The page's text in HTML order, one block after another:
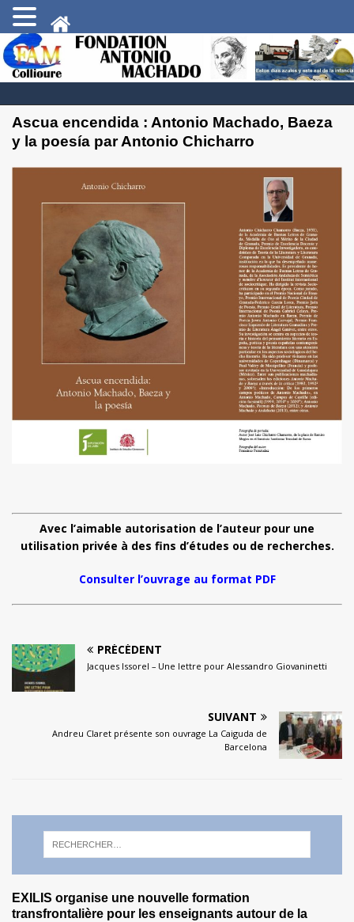
Ascua encendida : Antonio Machado, Baeza
y la poesía par Antonio Chicharro
Avec l’aimable autorisation de l’auteur pour une
utilisation privée à des fins d’études ou de recherches.
Consulter l’ouvrage au format PDF
PRÉCÉDENT
Jacques Issorel – Une lettre pour Alessandro Giovaninetti
SUIVANT
Andreu Claret présente son ouvrage La Caiguda de
Barcelona
EXILIS organise une nouvelle formation
transfrontalière pour les enseignants autour de la